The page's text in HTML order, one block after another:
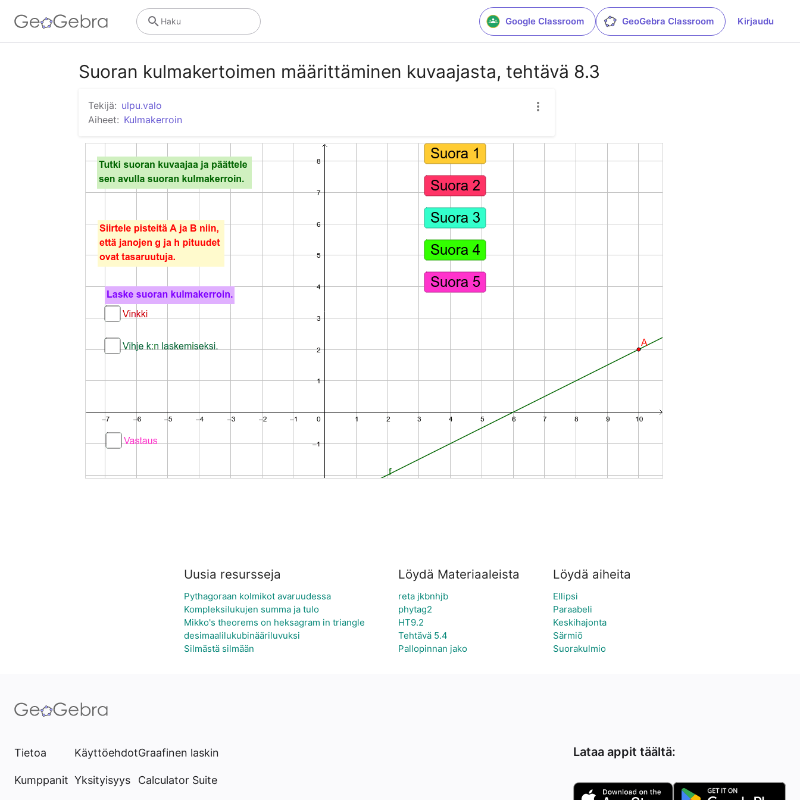
Google Classroom GeoGebra Classroom Kirjaudu
Haku
Suoran kulmakertoimen määrittäminen kuvaajasta, tehtävä 8.3
Tekijä: ulpu.valo
Aiheet: Kulmakerroin
Uusia resursseja
Pythagoraan kolmikot avaruudessa
Kompleksilukujen summa ja tulo
Mikko's theorems on heksagram in triangle
desimaalilukubinääriluvuksi
Silmästä silmään
Löydä Materiaaleista
reta jkbnhjb
phytag2
HT9.2
Tehtävä 5.4
Pallopinnan jako
Löydä aiheita
Ellipsi
Paraabeli
Keskihajonta
Särmiö
Suorakulmio
Tietoa
Kumppanit
Käyttöehdot
Yksityisyys
Graafinen laskin
Calculator Suite
Lataa appit täältä: